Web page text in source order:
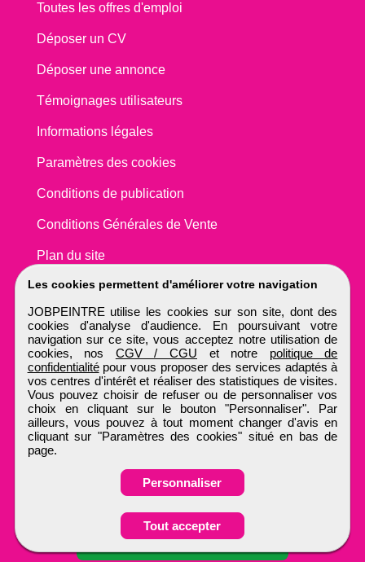
Obtenir ses
coordonnées
Les cookies permettent d'améliorer votre navigation
JOBPEINTRE utilise les cookies sur son site, dont des
cookies d'analyse d'audience. En poursuivant votre
navigation sur ce site, vous acceptez notre utilisation de
cookies, nos CGV / CGU et notre politique de
confidentialitépour vous proposer des services adaptés à
vos centres d'intérêt et réaliser des statistiques de visites.
Vous pouvez choisir de refuser ou de personnaliser vos
choix en cliquant sur le bouton "Personnaliser". Par
ailleurs, vous pouvez à tout moment changer d'avis en
cliquant sur "Paramètres des cookies" situé en bas de
page.
Personnaliser
Tout accepter
Toutes les offres d'emploi
Déposer un CV
Déposer une annonce
Témoignages utilisateurs
Informations légales
Paramètres des cookies
Conditions de publication
Conditions Générales de Vente
Plan du site
JOBPEINTRE
Tous droits réservés © 1999 - 2026